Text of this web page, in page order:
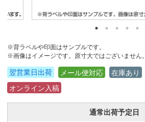
※背ラベルや印面はサンプルです。
※画像はイメージです。原寸大ではございません。
翌営業日出荷 メール便対応 在庫あり
オンライン入稿
通常出荷予定日